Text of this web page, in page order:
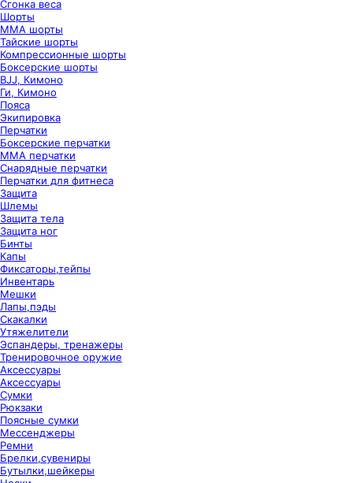
Сгонка веса
Шорты
ММА шорты
Тайские шорты
Компрессионные шорты
Боксерские шорты
BJJ, Кимоно
Ги, Кимоно
Пояса
Экипировка
Перчатки
Боксерские перчатки
ММА перчатки
Снарядные перчатки
Перчатки для фитнеса
Защита
Шлемы
Защита тела
Защита ног
Бинты
Капы
Фиксаторы,тейпы
Инвентарь
Мешки
Лапы,пэды
Скакалки
Утяжелители
Эспандеры, тренажеры
Тренировочное оружие
Аксессуары
Аксессуары
Сумки
Рюкзаки
Поясные сумки
Мессенджеры
Ремни
Брелки,сувениры
Бутылки,шейкеры